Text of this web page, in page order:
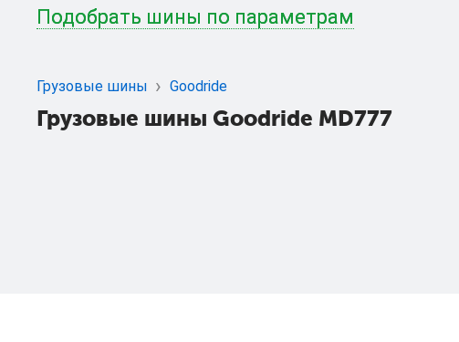
Подобрать шины по параметрам
Грузовые шины Goodride
Грузовые шины Goodride MD777